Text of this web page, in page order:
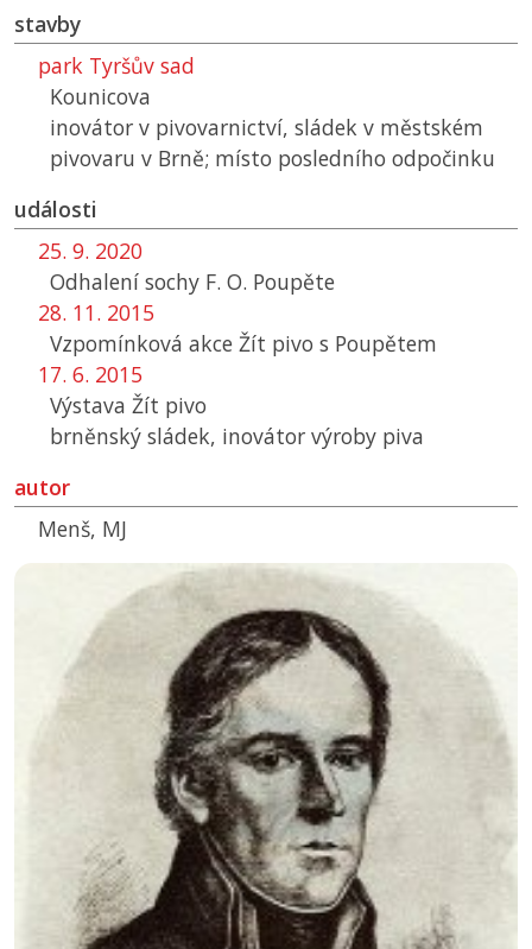
stavby
park Tyršův sad
Kounicova
inovátor v pivovarnictví, sládek v městském
pivovaru v Brně; místo posledního odpočinku
události
25. 9. 2020
Odhalení sochy F. O. Poupěte
28. 11. 2015
Vzpomínková akce Žít pivo s Poupětem
17. 6. 2015
Výstava Žít pivo
brněnský sládek, inovátor výroby piva
autor
Menš, MJ